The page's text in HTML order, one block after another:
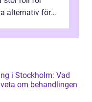
alternativ för
i Stockholm: Vad
om behandlingen